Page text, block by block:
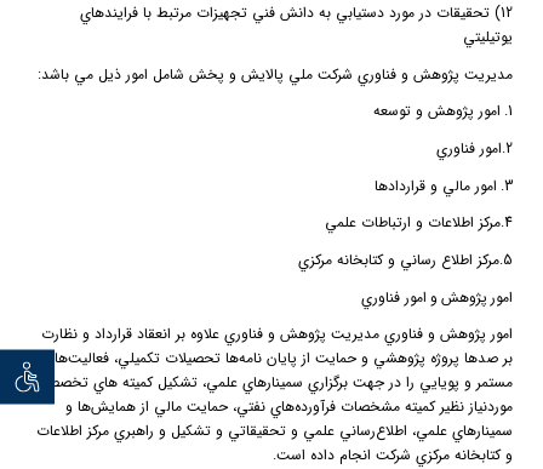
توان
12) تحقيقات در مورد دستيابي به دانش فني تجهيزات مرتبط با فرايندهاي
يوتيليتي
مديريت پژوهش و فناوري شركت ملي پالايش و پخش شامل امور ذيل مي باشد:
1. امور پژوهش و توسعه
2. امور فناوري
3. امور مالي و قراردادها
4.مركز اطلاعات و ارتباطات علمي
5. مركز اطلاع رساني و كتابخانه مركزي
امور پژوهش و امور فناوري
امور پژوهش و فناوري مديريت پژوهش و فناوري علاوه بر انعقاد قرارداد و نظارت
بر صدها پروژه پژوهشي و حمايت از پايان نامه‌ها تحصيلات تكميلي، فعاليت‌هاي
مستمر و پويايي را در جهت برگزاري سمينارهاي علمي، تشكيل كميته هاي تخصصي
موردنياز نظير كميته مشخصات فرآورده‌هاي نفتي، حمايت مالي از همايش‌ها و
سمينارهاي علمي، اطلاع‌رساني علمي و تحقيقاتي و تشكيل و راهبري مركز اطلاعات
و كتابخانه مركزي شركت انجام داده است.